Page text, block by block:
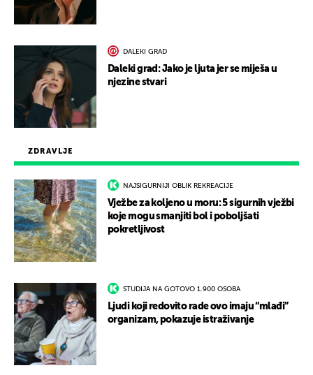
ZDRAVLJE
NAJSIGURNIJI OBLIK REKREACIJE
Vježbe za koljeno u moru: 5 sigurnih vježbi
koje mogu smanjiti bol i poboljšati
pokretljivost
STUDIJA NA GOTOVO 1.900 OSOBA
Ljudi koji redovito rade ovo imaju “mlađi”
organizam, pokazuje istraživanje
DALEKI GRAD
Daleki grad: Jako je ljuta jer se miješa u
njezine stvari